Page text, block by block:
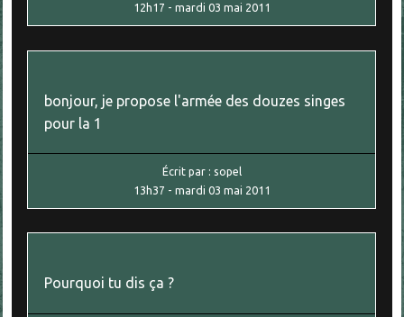
12h17 - mardi 03 mai 2011
bonjour, je propose l'armée des douzes singes
pour la 1
Écrit par : sopel
13h37 - mardi 03 mai 2011
Pourquoi tu dis ça ?